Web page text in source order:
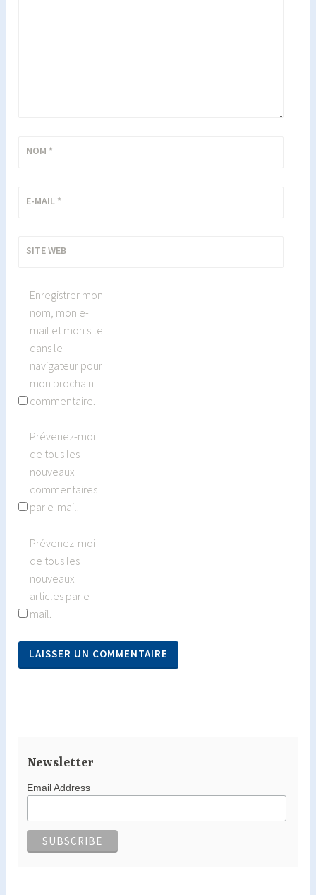
NOM *
E-MAIL *
SITE WEB
Enregistrer mon
nom, mon e-
mail et mon site
dans le
navigateur pour
mon prochain
commentaire.
Prévenez-moi
de tous les
nouveaux
commentaires
par e-mail.
Prévenez-moi
de tous les
nouveaux
articles par e-
mail.
Newsletter
Email Address